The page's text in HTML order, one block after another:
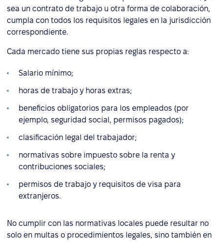
sea un contrato de trabajo u otra forma de colaboración,
cumpla con todos los requisitos legales en la jurisdicción
correspondiente.
Cada mercado tiene sus propias reglas respecto a:
Salario mínimo;
horas de trabajo y horas extras;
beneficios obligatorios para los empleados (por
ejemplo, seguridad social, permisos pagados);
clasificación legal del trabajador;
normativas sobre impuesto sobre la renta y
contribuciones sociales;
permisos de trabajo y requisitos de visa para
extranjeros.
No cumplir con las normativas locales puede resultar no
solo en multas o procedimientos legales, sino también en